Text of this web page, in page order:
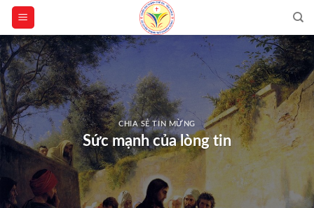
Skip
content
CHIA SẺ TIN MỪNG
Sức mạnh của lòng tin